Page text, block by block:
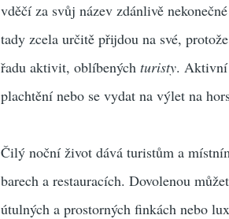
vděčí za svůj název zdánlivě
tady zcela určitě přijdou na své,
řadu aktivit, oblíbenýchturisty. Aktivní
plachtění nebo se vydat na výlet na
Čilý noční život dává turistům a
barech a restauracích. Dovolenou
útulných a prostorných finkách nebo